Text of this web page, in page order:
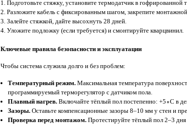
Подготовьте стяжку, установите термодатчик в гофрированной
Разложите кабель с фиксированным шагом, закрепите
Залейте стяжкой, дайте высохнуть 28 дней.
Уложите подложку (если требуется) и смонтируйте кварцвинил.
Ключевые правила безопасности и эксплуатации
Чтобы система служила долго и без проблем:
Температурный режим. Максимальная температура
программируемый терморегулятор с датчиком пола.
Плавный нагрев. Включайте тёплый пол постепенно: +5∘C в
Зазоры. Оставьте компенсационные зазоры 8–10 мм у стен и
Проверка перед монтажом. Протестируйте тёплый пол 2–3